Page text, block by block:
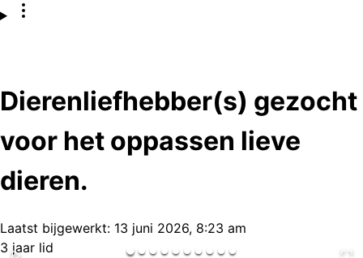
Dierenliefhebber(s) gezocht
voor het oppassen lieve
dieren.
Laatst bijgewerkt: 13 juni 2026, 8:23 am
3 jaar lid